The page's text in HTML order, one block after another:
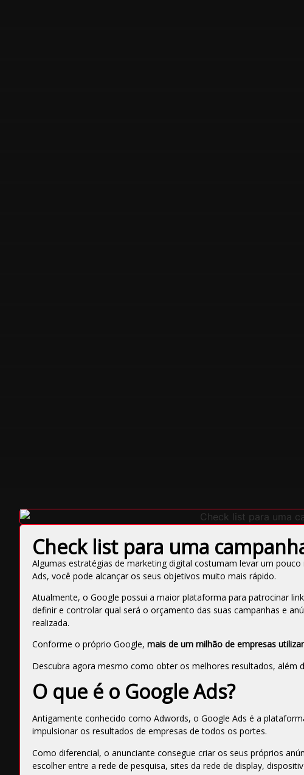
Check list para uma
Algumas estratégias de marketing digital costumam levar um
Ads, você pode alcançar os seus objetivos muito mais rápido.
Atualmente, o Google possui a maior plataforma para patrocinar
definir e controlar qual será o orçamento das suas campanhas e
realizada.
Conforme o próprio Google, mais de um milhão de empresas
Descubra agora mesmo como obter os melhores resultados, além
O que é o Google Ads?
Antigamente conhecido como Adwords, o Google Ads é a
impulsionar os resultados de empresas de todos os portes.
Como diferencial, o anunciante consegue criar os seus próprios
escolher entre a rede de pesquisa, sites da rede de display,